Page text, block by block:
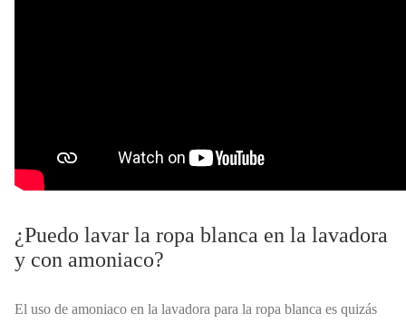
¿Puedo lavar la ropa blanca en la lavadora
y con amoniaco?
El uso de amoniaco en la lavadora para la ropa blanca es quizás